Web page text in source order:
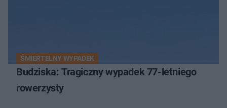
ŚMIERTELNY WYPADEK
Budziska: Tragiczny wypadek 77-letniego
rowerzysty